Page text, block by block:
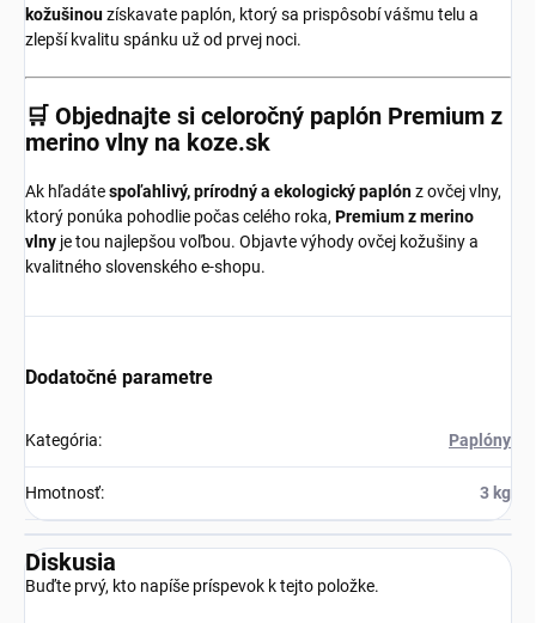
kožušinouzískavate paplón, ktorý sa prispôsobí vášmu telu a
zlepší kvalitu spánku už od prvej noci.
🛒 Objednajte si celoročný paplón Premium z
merino vlny na koze.sk
Ak hľadátespoľahlivý, prírodný a ekologický paplónz ovčej vlny,
ktorý ponúka pohodlie počas celého roka, Premium z merino
vlny je tou najlepšou voľbou. Objavte výhody ovčej kožušiny a
kvalitného slovenského e-shopu.
Dodatočné parametre
Kategória: Paplóny
Hmotnosť: 3 kg
Diskusia
Buďte prvý, kto napíše príspevok k tejto položke.